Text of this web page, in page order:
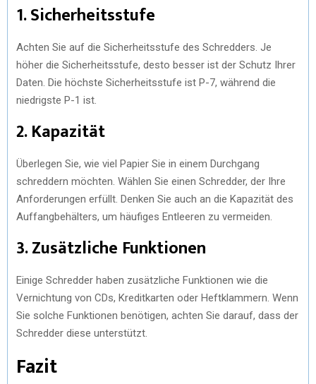
1. Sicherheitsstufe
Achten Sie auf die Sicherheitsstufe des Schredders. Je
höher die Sicherheitsstufe, desto besser ist der Schutz Ihrer
Daten. Die höchste Sicherheitsstufe ist P-7, während die
niedrigste P-1 ist.
2. Kapazität
Überlegen Sie, wie viel Papier Sie in einem Durchgang
schreddern möchten. Wählen Sie einen Schredder, der Ihre
Anforderungen erfüllt. Denken Sie auch an die Kapazität des
Auffangbehälters, um häufiges Entleeren zu vermeiden.
3. Zusätzliche Funktionen
Einige Schredder haben zusätzliche Funktionen wie die
Vernichtung von CDs, Kreditkarten oder Heftklammern. Wenn
Sie solche Funktionen benötigen, achten Sie darauf, dass der
Schredder diese unterstützt.
Fazit